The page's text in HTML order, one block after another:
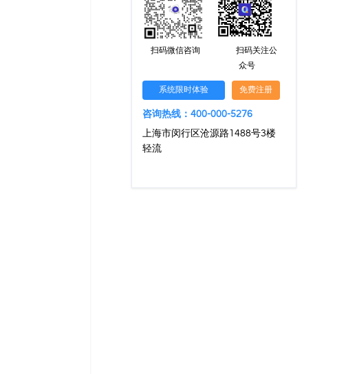
扫码微信咨询
扫码关注公
众号
系统限时体验 免费注册
咨询热线：400-000-5276
上海市闵行区沧源路1488号3楼
轻流